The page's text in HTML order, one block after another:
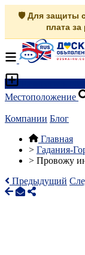
🛡️ Для защиты
плата
Местоположение
Компании Блог
Главная
> Гадания-
> Провожу
Предыдущий